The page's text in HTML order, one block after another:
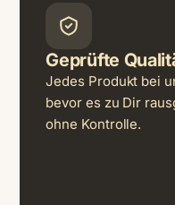
Geprüfte
Jedes Produkt bei
bevor es zu Dir
ohne Kontrolle.